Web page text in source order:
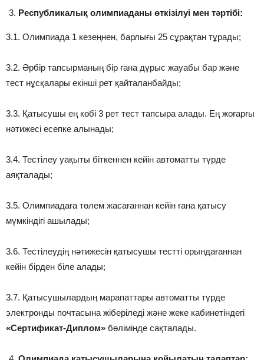
Республикалық олимпиаданы өткізілуі мен тәртібі:
3.1. Олимпиада 1 кезеңнен, барлығы 25 сұрақтан тұрады;
3.2. Әрбір тапсырманың бір ғана дұрыс жауабы бар және
тест нұсқалары екінші рет қайталанбайды;
3.3. Қатысушы ең көбі 3 рет тест тапсыра алады. Ең жоғарғы
нәтижесі есепке алынады;
3.4. Тестілеу уақыты біткеннен кейін автоматты түрде
аяқталады;
3.5. Олимпиадаға төлем жасағаннан кейін ғана қатысу
мүмкіндігі ашылады;
3.6. Тестілеудің нәтижесін қатысушы тестті орындағаннан
кейін бірден біле алады;
3.7. Қатысушылардың марапаттары автоматты түрде
электронды почтасына жіберіледі және жеке кабинетіндегі
«Сертификат-Диплом» бөлімінде сақталады.